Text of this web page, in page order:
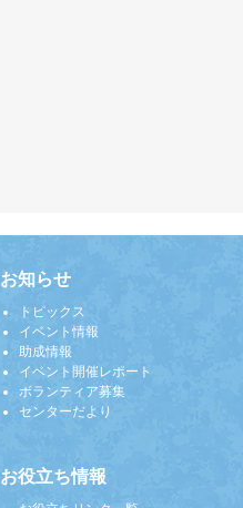
お知らせ
トピックス
イベント情報
助成情報
イベント開催レポート
ボランティア募集
センターだより
お役立ち情報